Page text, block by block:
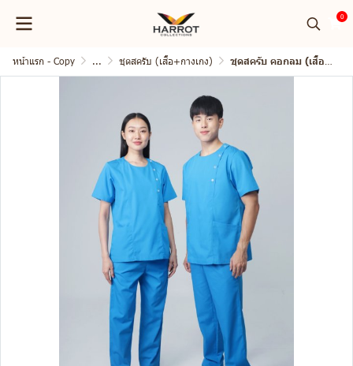
0
หน้าแรก - Copy ... ชุดสครับ (เสื้อ+กางเกง) ชุดสครับ คอกลม (เสื้อ+กางเกง)